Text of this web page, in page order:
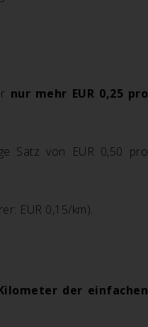
nur mehr EUR 0,25 pro
Satz von EUR 0,50 pro
EUR 0,15/km).
der einfachen